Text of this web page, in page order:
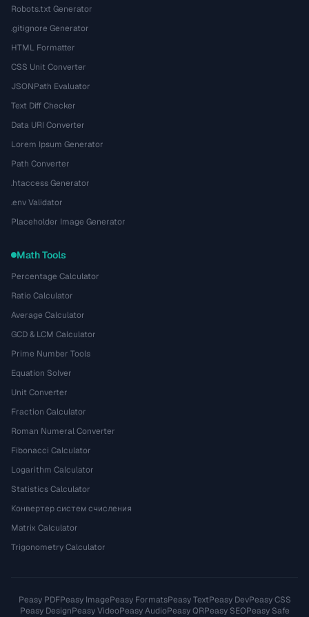
Robots.txt Generator
.gitignore Generator
HTML Formatter
CSS Unit Converter
JSONPath Evaluator
Text Diff Checker
Data URI Converter
Lorem Ipsum Generator
Path Converter
.htaccess Generator
.env Validator
Placeholder Image Generator
Math Tools
Percentage Calculator
Ratio Calculator
Average Calculator
GCD & LCM Calculator
Prime Number Tools
Equation Solver
Unit Converter
Fraction Calculator
Roman Numeral Converter
Fibonacci Calculator
Logarithm Calculator
Statistics Calculator
Конвертер систем счисления
Matrix Calculator
Trigonometry Calculator
Peasy PDFPeasy ImagePeasy FormatsPeasy TextPeasy DevPeasy CSS
Peasy DesignPeasy VideoPeasy AudioPeasy QRPeasy SEOPeasy Safe